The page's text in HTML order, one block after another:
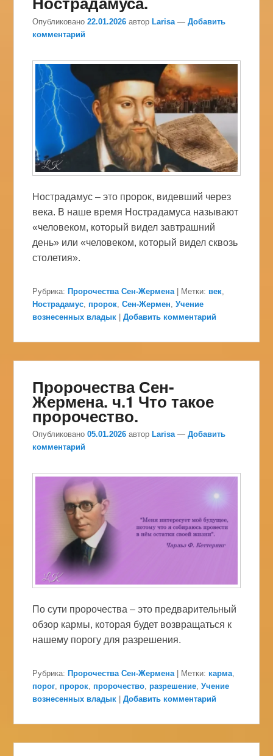
Опубликовано22.01.2026 автор Larisa —Добавить
комментарий
Нострадамус – это пророк, видевший через
века. В наше время Нострадамуса называют
«человеком, который видел завтрашний
день» или «человеком, который видел сквозь
столетия».
Рубрика: Пророчества Сен-Жермена | Метки: век
Нострадамус пророк ,Сен-Жермен ,Учение
вознесенных владык |Добавить комментарий
Пророчества Сен-
Жермена. ч.1 Что такое
пророчество.
Опубликовано05.01.2026 автор Larisa —Добавить
комментарий
По сути пророчества – это предварительный
обзор кармы, которая будет возвращаться к
нашему порогу для разрешения.
Рубрика: Пророчества Сен-Жермена | Метки: карма
порог пророк пророчество ,разрешение ,Учение
вознесенных владык |Добавить комментарий